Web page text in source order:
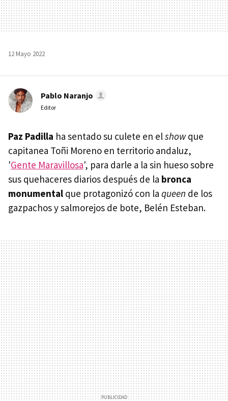
12 Mayo 2022
Pablo Naranjo
Editor
Paz Padilla ha sentado su culete en elshowque
capitanea Toñi Moreno en territorio andaluz,
'Gente Maravillosa', para darle a la sin hueso sobre
sus quehaceres diarios después de la bronca
monumental que protagonizó con la queen de los
gazpachos y salmorejos de bote, Belén Esteban.